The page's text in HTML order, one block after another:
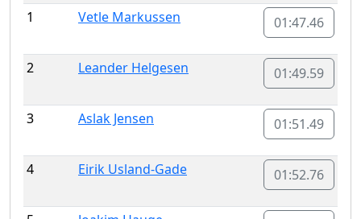
1
Vetle Markussen 01:47.46
2 Leander Helgesen 01:49.59
3 Aslak Jensen 01:51.49
4 Eirik Usland-Gade 01:52.76